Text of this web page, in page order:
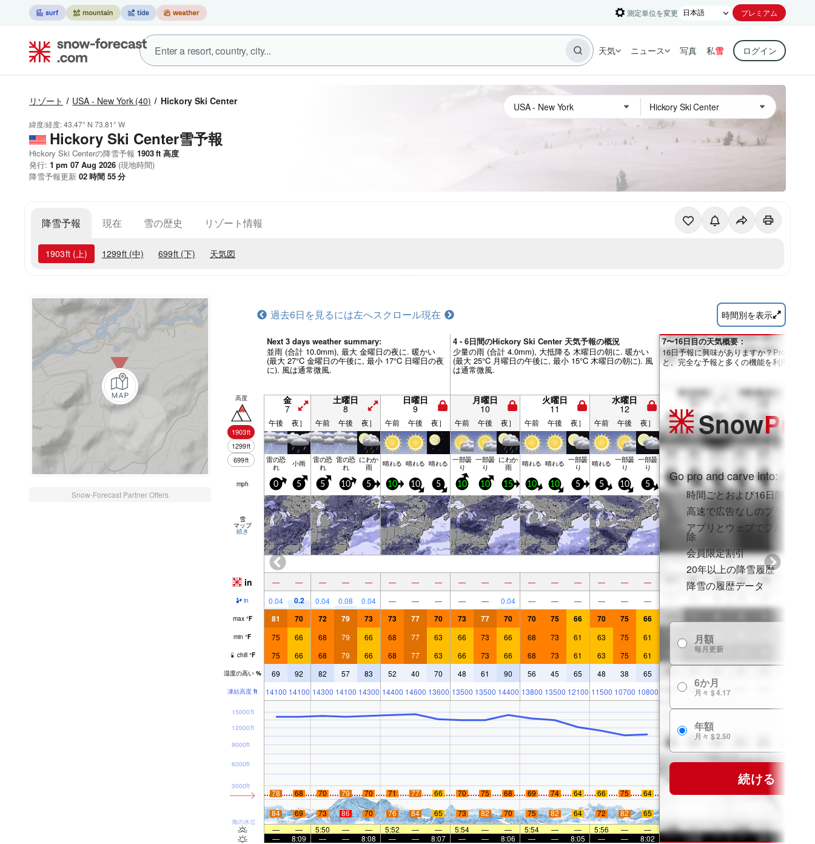
測定単位を変更 プレミアム
天気 ニュース 写真 私雪 ログイン
リゾート USA - New York (40) Hickory Ski Center
緯度/経度:43.47° N 73.81° W
Hickory Ski Center雪予報
Hickory Ski Centerの降雪予報 1903ft 高度
発行: 1 pm 07 Aug 2026 (現地時間)
降雪予報更新 02時間 54分
降雪予報 現在 雪の歴史 リゾート情報
1903ft (上) 1299ft (中) 699ft (下) 天気図
Snow-Forecast Partner Offers
過去6日を見るには左へスクロール現在 時間別を表示
Next 3 days weather summary:
並雨 (合計 10.0mm), 最大 金曜日の夜に. 暖かい
(最大 27°C 金曜日の午後に, 最小 17°C 日曜日の夜
に). 風は通常微風.
4 - 6日間のHickory Ski Center 天気予報の概況
少量の雨 (合計 4.0mm), 大抵降る 木曜日の朝に. 暖かい
(最大 25°C 月曜日の午後に, 最小 15°C 木曜日の朝に). 風
は通常微風.
高度
1903ft
1299ft
699ft
金
7
土曜日
8
日曜日
9
月曜日
10
火曜日
11
水曜日
12
午後 夜］ 午前 午後 夜］ 午前 午後 夜］ 午前 午後 夜］ 午前 午後 夜］ 午前 午後 夜］
雷の恐
れ 小雨 雷の恐
れ
雷の恐
れ
にわか
雨 晴れる 晴れる 晴れる 一部曇
り
一部曇
り
にわか
雨 晴れる 晴れる 一部曇
り 晴れる 一部曇
り
一部曇
り
mph 0 5 5 10 5 10 10 5 10 10 15 10 10 5 5 10 5
雪
マップ
続き
in — — — — — — — — — — — — — — — — —
in 0.04 0.2 0.04 0.08 0.04 — — — — — 0.04 — — — — — —
max °F 81 70 72 79 73 73 77 70 73 77 70 70 75 66 70 75 66
min °F 75 66 68 79 66 68 77 63 66 73 66 68 73 61 63 75 61
chill °F 75 66 68 79 66 68 77 63 66 73 66 68 73 61 63 75 61
湿度の高い % 69 92 82 57 83 52 40 70 48 61 90 56 45 65 48 38 65
凍結高度 ft 14100 14100 14300 14100 14300 14400 14600 13600 13500 13500 14400 13800 13500 12100 11500 10700 10800
海の水位
3000ft
6000ft
9000ft
12000ft
15000ft
78 68 70 79 70 71 77 66 70 75 68 69 74 64 66 75
64
84
69 73 86 70 76 84 65 73 82 70 75 82 64 72 82
65
—
— 5:50 — — 5:52 — — 5:54 — — 5:54 — — 5:56 —
—
—
8:09 — — 8:08 — — 8:07 — — 8:06 — — 8:05 — — 8:02
7〜16日目の天気概要：
16日予報に興味がありますか？Proメンバ
と、完全な予報と多くの機能を利用できま
SnowPro
Go pro and carve into:
時間ごとおよび16日間の降
高速で広告なしのブラウジン
アプリとウェブでフルアク
除
会員限定割引
20年以上の降雪履歴
降雪の履歴データ
月額
毎月更新
6か月
月々 $ 4.17
年額
月々 $ 2.50
続ける